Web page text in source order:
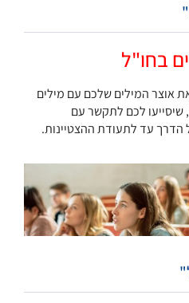
בחו"ל
אוצר המילים שלכם עם מילים
שיסייעו לכם לתקשר עם
הדרך עד לתעודת ההצטיינות.